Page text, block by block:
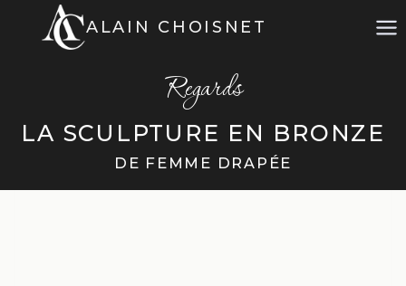
ALAIN CHOISNET
Regards
LA SCULPTURE EN BRONZE
DE FEMME DRAPÉE